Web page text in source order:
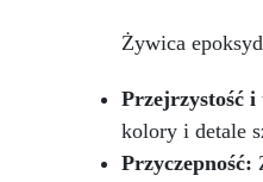
Żywica
Przejrzystość i
kolory i detale
Przyczepność: